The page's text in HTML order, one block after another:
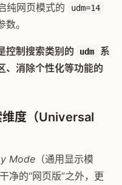
纯网页模式的 udm=14
。
控制搜索类别的 udm
系
、消除个性化等功能的
维度（Universal
Mode（通用显示模
净的“网页版”之外，更